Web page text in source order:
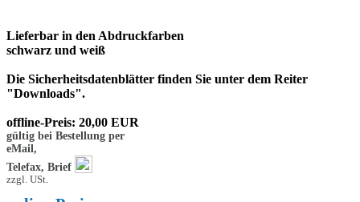
Lieferbar in den Abdruckfarben
schwarz und weiß
Die Sicherheitsdatenblätter finden Sie unter dem Reiter
"Downloads".
offline-Preis: 20,00 EUR
gültig bei Bestellung per
eMail,
Telefax, Brief
zzgl. USt.